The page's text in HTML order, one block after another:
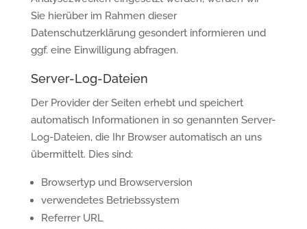
Sie hierüber im Rahmen dieser
Datenschutzerklärung gesondert informieren und
ggf. eine Einwilligung abfragen.
Server-Log-Dateien
Der Provider der Seiten erhebt und speichert
automatisch Informationen in so genannten Server-
Log-Dateien, die Ihr Browser automatisch an uns
übermittelt. Dies sind:
Browsertyp und Browserversion
verwendetes Betriebssystem
Referrer URL